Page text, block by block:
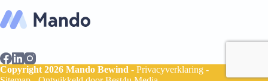
Copyright 2026 Mando Bewind - Privacyverklaring -